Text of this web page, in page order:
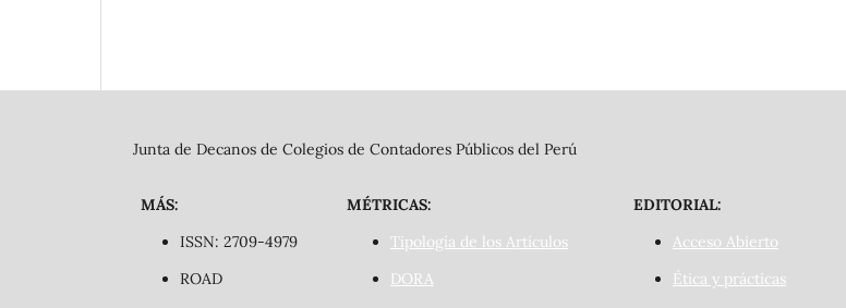
Junta de Decanos de Colegios de Contadores Públicos del Perú
MÁS:
ISSN: 2709-4979
ROAD
MÉTRICAS:
Tipología de los Artículos
DORA
EDITORIAL:
Acceso Abierto
Ética y prácticas